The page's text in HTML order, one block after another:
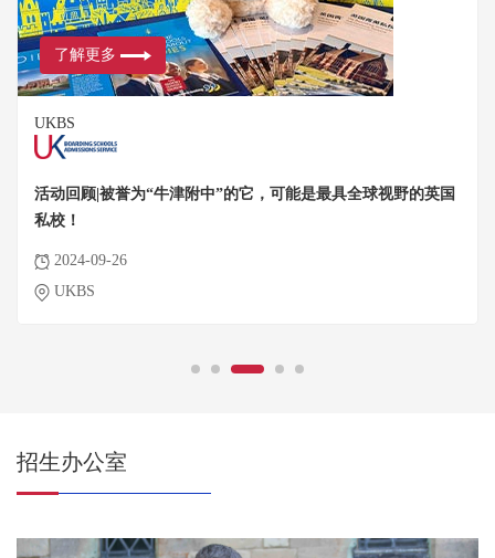
了解更多
UKBS
活动回顾|被誉为“牛津附中”的它，可能是最具全球视野的英国
私校！
2024-09-26
UKBS
招生办公室